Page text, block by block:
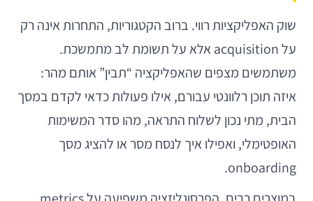
שוק האפליקציות רווי. ברוב הקטגוריות, התחרות אינה רק
על acquisition אלא על תשומת לב מתמשכת.
משתמשים מצפים שהאפליקציה “תבין” אותם מהר:
איזה תוכן רלוונטי עבורם, אילו פעולות כדאי לקדם במסך
הבית, מתי נכון לשלוח התראה, מהו סדר המשימות
האופטימלי, ואפילו איך לנסח מסר או להציג מסך
onboarding.